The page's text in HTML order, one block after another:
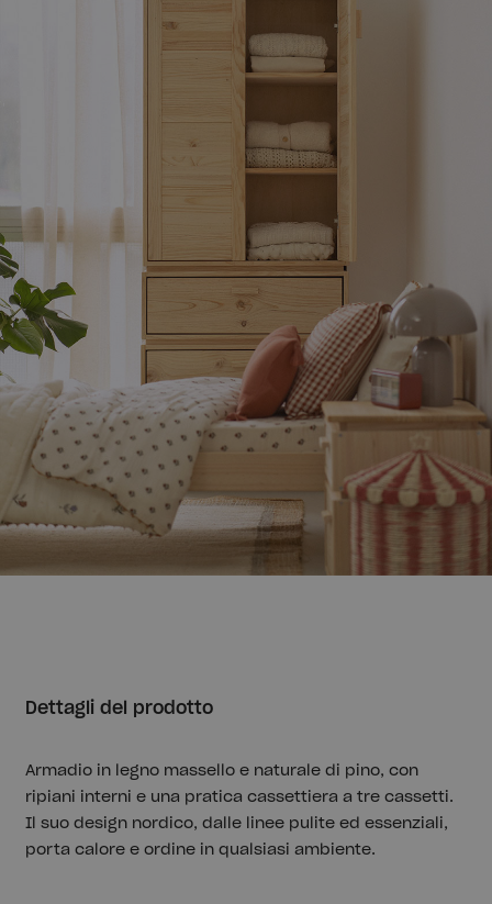
Dettagli del prodotto
Armadio in legno massello e naturale di pino, con
ripiani interni e una pratica cassettiera a tre cassetti.
Il suo design nordico, dalle linee pulite ed essenziali,
porta calore e ordine in qualsiasi ambiente.